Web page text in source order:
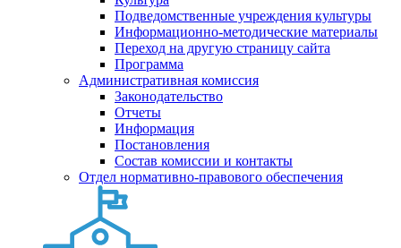
Подведомственные учреждения культуры
Информационно-методические материалы
Переход на другую страницу сайта
Программа
Административная комиссия
Законодательство
Отчеты
Информация
Постановления
Состав комиссии и контакты
Отдел нормативно-правового обеспечения